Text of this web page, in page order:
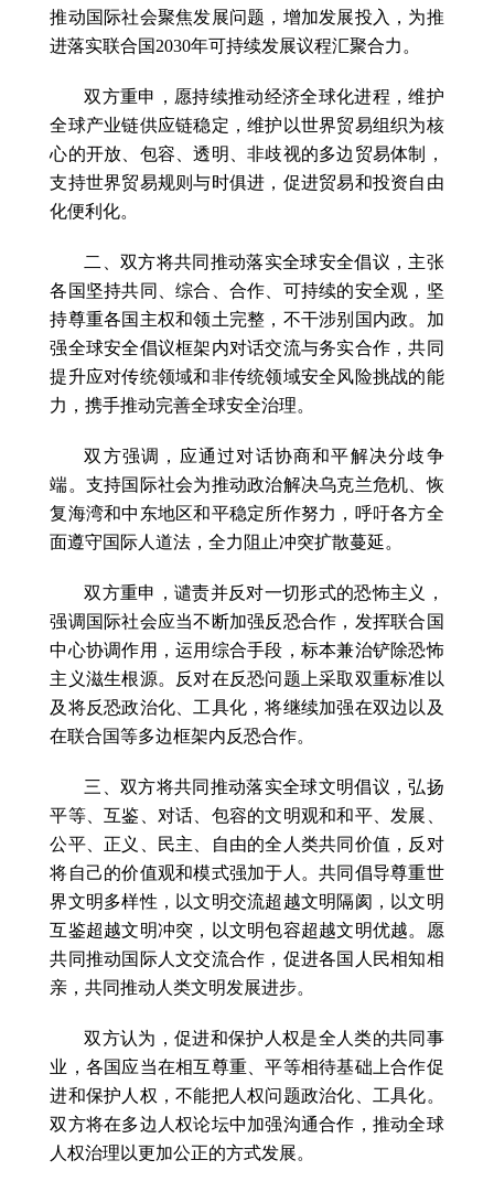
推动国际社会聚焦发展问题，增加发展投入，为推
进落实联合国2030年可持续发展议程汇聚合力。
双方重申，愿持续推动经济全球化进程，维护
全球产业链供应链稳定，维护以世界贸易组织为核
心的开放、包容、透明、非歧视的多边贸易体制，
支持世界贸易规则与时俱进，促进贸易和投资自由
化便利化。
二、双方将共同推动落实全球安全倡议，主张
各国坚持共同、综合、合作、可持续的安全观，坚
持尊重各国主权和领土完整，不干涉别国内政。加
强全球安全倡议框架内对话交流与务实合作，共同
提升应对传统领域和非传统领域安全风险挑战的能
力，携手推动完善全球安全治理。
双方强调，应通过对话协商和平解决分歧争
端。支持国际社会为推动政治解决乌克兰危机、恢
复海湾和中东地区和平稳定所作努力，呼吁各方全
面遵守国际人道法，全力阻止冲突扩散蔓延。
双方重申，谴责并反对一切形式的恐怖主义，
强调国际社会应当不断加强反恐合作，发挥联合国
中心协调作用，运用综合手段，标本兼治铲除恐怖
主义滋生根源。反对在反恐问题上采取双重标准以
及将反恐政治化、工具化，将继续加强在双边以及
在联合国等多边框架内反恐合作。
三、双方将共同推动落实全球文明倡议，弘扬
平等、互鉴、对话、包容的文明观和和平、发展、
公平、正义、民主、自由的全人类共同价值，反对
将自己的价值观和模式强加于人。共同倡导尊重世
界文明多样性，以文明交流超越文明隔阂，以文明
互鉴超越文明冲突，以文明包容超越文明优越。愿
共同推动国际人文交流合作，促进各国人民相知相
亲，共同推动人类文明发展进步。
双方认为，促进和保护人权是全人类的共同事
业，各国应当在相互尊重、平等相待基础上合作促
进和保护人权，不能把人权问题政治化、工具化。
双方将在多边人权论坛中加强沟通合作，推动全球
人权治理以更加公正的方式发展。